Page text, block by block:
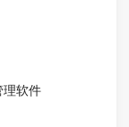
理软件